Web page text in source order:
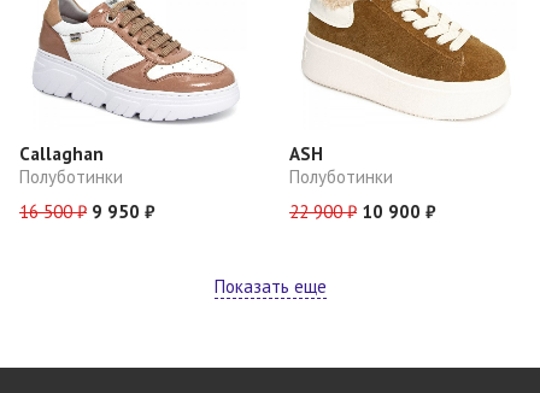
Callaghan
Полуботинки
16 500 ₽ 9 950 ₽
ASH
Полуботинки
22 900 ₽ 10 900 ₽
Показать еще